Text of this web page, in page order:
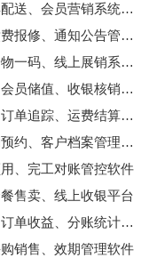
烧烤餐饮小程序开发，扫码点单、外卖配送、会员营销系统定制
写字楼物业小程序开发，访客登记、缴费报修、通知公告管理软件
农产品溯源小程序开发，产地溯源、一物一码、线上展销系统搭建
剧本杀门店管理系统开发，场次拼单、会员储值、收银核销一体化平台
同城货运配货小程序，货主司机撮合、订单追踪、运费结算平台
婚纱摄影小程序开发，套餐展示、档期预约、客户档案管理系统
、完工对账管控软件
售卖、线上收银平台
共享充电宝后台管理系统，设备监控、订单收益、分账统计开发
销售、效期管理软件